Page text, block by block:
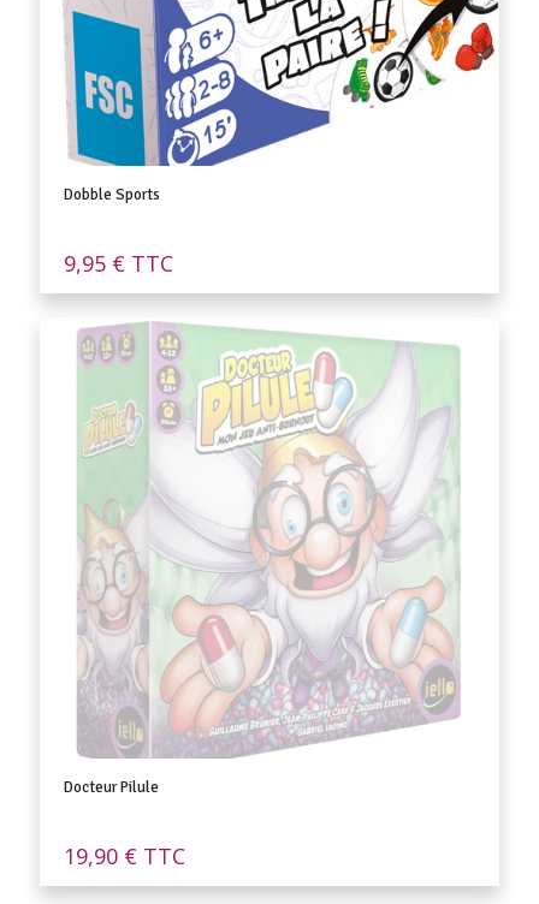
Dobble Sports
9,95 € TTC
Docteur Pilule
19,90 € TTC